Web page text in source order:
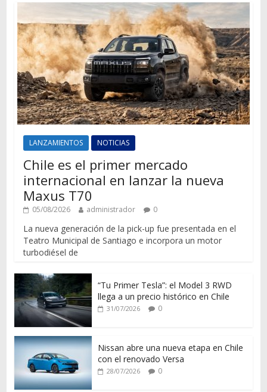
LANZAMIENTOS NOTICIAS
Chile es el primer mercado
internacional en lanzar la nueva
Maxus T70
05/08/2026 administrador 0
La nueva generación de la pick-up fue presentada en el
Teatro Municipal de Santiago e incorpora un motor
turbodiésel de
“Tu Primer Tesla”: el Model 3 RWD
llega a un precio histórico en Chile
31/07/2026 0
Nissan abre una nueva etapa en Chile
con el renovado Versa
28/07/2026 0